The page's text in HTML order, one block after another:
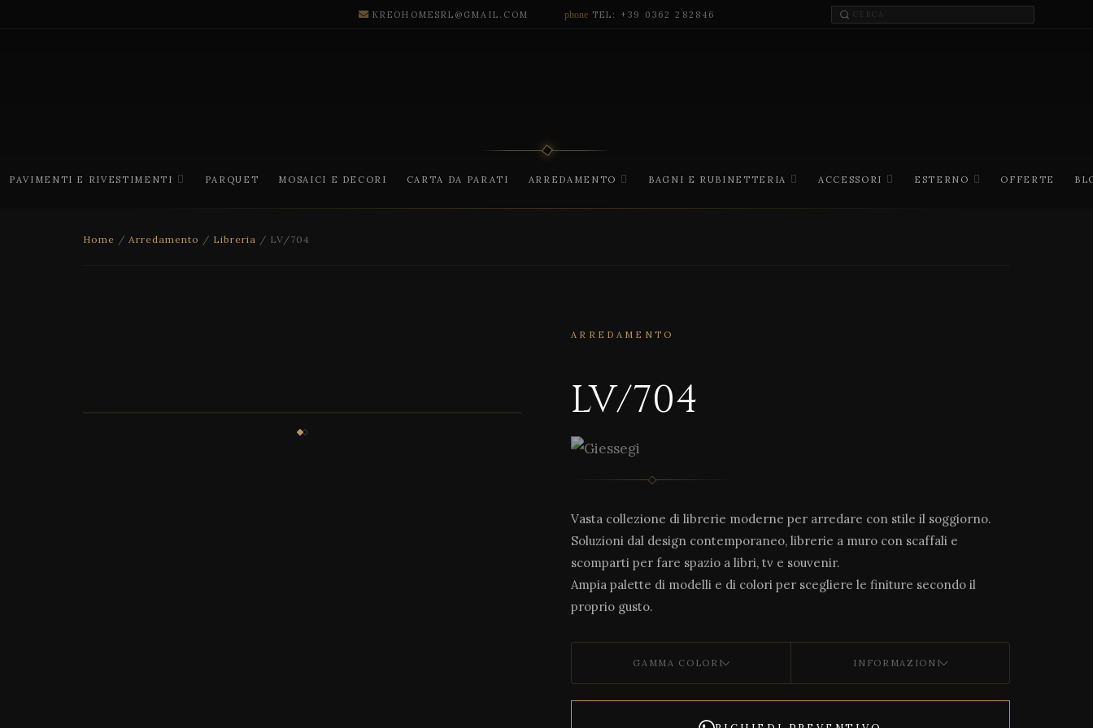
KREOHOMESRL@GMAIL.COM phone TEL: +39 0362 282846
PAVIMENTI E RIVESTIMENTI PARQUET MOSAICI E DECORI CARTA DA PARATI ARREDAMENTO BAGNI E RUBINETTERIA ACCESSORI ESTERNO OFFERTE
Home / Arredamento / Libreria / LV/704
ARREDAMENTO
LV/704
Vasta collezione di librerie moderne per arredare con stile il soggiorno.
Soluzioni dal design contemporaneo, librerie a muro con scaffali e
scomparti per fare spazio a libri, tv e souvenir.
Ampia palette di modelli e di colori per scegliere le finiture secondo il
proprio gusto.
GAMMA COLORI INFORMAZIONI